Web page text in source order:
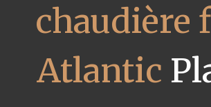
chaudière
Atlantic